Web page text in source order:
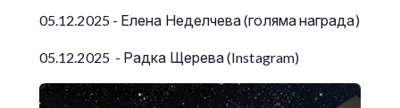
05.12.2025 - Елена Неделчева (голяма награда)
05.12.2025 - Радка Щерева (Instagram)